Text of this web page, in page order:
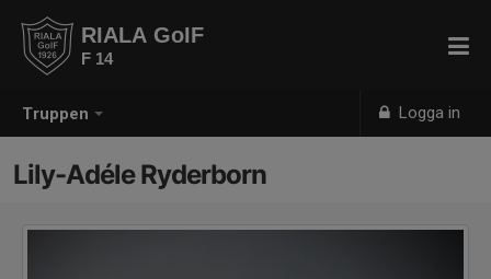
Truppen Logga in
RIALA GoIF
F 14
Lily-Adéle Ryderborn